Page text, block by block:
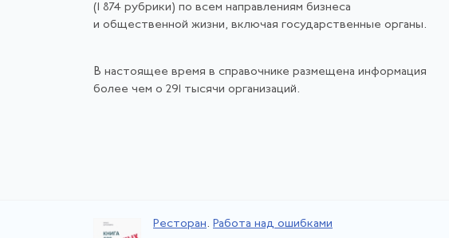
(1 874 рубрики) по всем направлениям бизнеса
и общественной жизни, включая государственные органы.
В настоящее время в справочнике размещена информация
более чем о 291 тысячи организаций.
Ресторан. Работа над ошибками